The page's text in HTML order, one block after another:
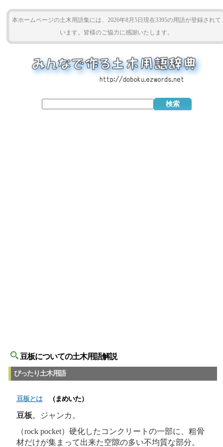
本ホームページの土木用語集には、2026年8月5日現在3395の用語が登録されて
います。皆様のご協力に感謝いたします。
豆板についての土木用語解説
ぴったり土木用語
豆板とは（まめいた）
豆板。ジャンカ。
（rock pocket）硬化したコンクリートの一部に、粗骨
材だけが集まって出来た空隙の多い不均質な部分。